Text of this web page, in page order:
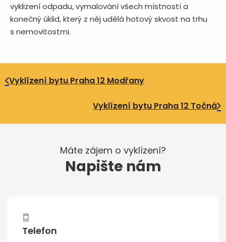
vyklizení odpadu, vymalování všech místností a
konečný úklid, který z něj udělá hotový skvost na trhu
s nemovitostmi.
Vyklízení bytu Praha 12 Modřany
Vyklízení bytu Praha 12 Točná
Máte zájem o vyklízení?
Napište nám
Telefon